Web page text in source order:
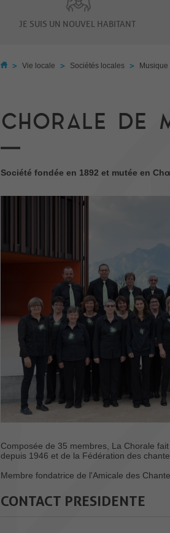
JE SUIS UN NOUVEL HABITANT
> Vie locale > Sociétés locales > Musique
CHORALE DE
Société fondée en 1892 et mutée en
Composée de 35 membres, La Chorale
depuis 1946 et de la Fédération des
Membre fondatrice de l'Amicale des
CONTACT PRESIDENTE